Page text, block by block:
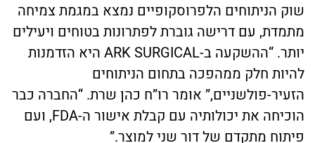
שוק הניתוחים הלפרוסקופיים נמצא במגמת צמיחה
מתמדת, עם דרישה גוברת לפתרונות בטוחים ויעילים
יותר. “ההשקעה ב-ARK SURGICAL היא הזדמנות
להיות חלק ממהפכה בתחום הניתוחים
הזעיר-פולשניים,” אומר רו”ח כהן שרת. “החברה כבר
הוכיחה את יכולותיה עם קבלת אישור ה-FDA, ועם
פיתוח מתקדם של דור שני למוצר.”